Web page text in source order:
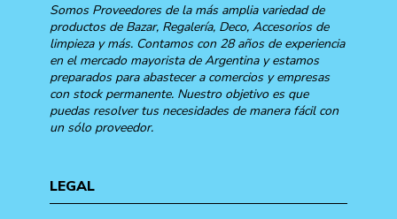
Somos Proveedores de la más amplia variedad de
productos de Bazar, Regalería, Deco, Accesorios de
limpieza y más. Contamos con 28 años de experiencia
en el mercado mayorista de Argentina y estamos
preparados para abastecer a comercios y empresas
con stock permanente. Nuestro objetivo es que
puedas resolver tus necesidades de manera fácil con
un sólo proveedor.
LEGAL